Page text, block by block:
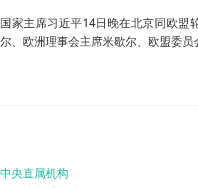
国家主席习近平14日晚在北京同欧盟
尔、欧洲理事会主席米歇尔、欧盟委
中央直属机构